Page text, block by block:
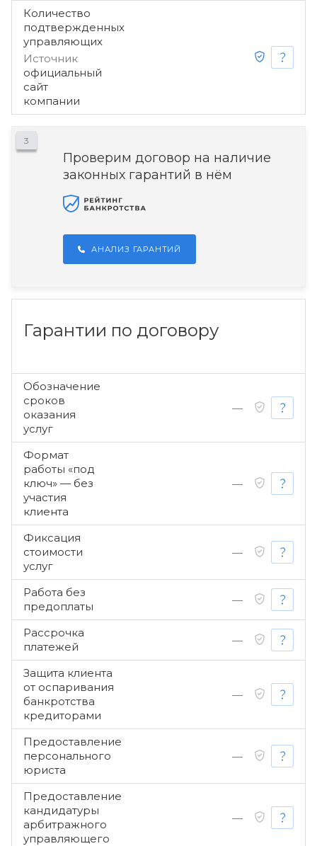
Количество
подтвержденных
управляющих
Источник
официальный
сайт
компании
3
Проверим договор на наличие
законных гарантий в нём
АНАЛИЗ ГАРАНТИЙ
Гарантии по договору
Обозначение
сроков
оказания
услуг
—
Формат
работы «под
ключ» — без
участия
клиента
—
Фиксация
стоимости
услуг
—
Работа без
предоплаты
—
Рассрочка
платежей
—
Защита клиента
от оспаривания
банкротства
кредиторами
—
Предоставление
персонального
юриста
—
Предоставление
кандидатуры
арбитражного
управляющего
—